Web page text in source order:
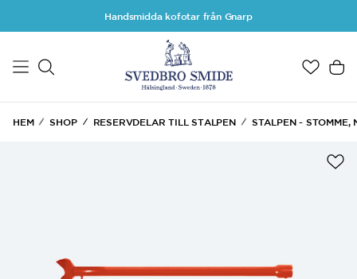
Hoppa till huvudinnehållHandsmidda kofotar från Gnarp
HEM SHOP RESERVDELAR TILL STALPEN STALPEN - STOMME,